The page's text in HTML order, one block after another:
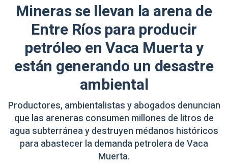
Mineras se llevan la arena de
Entre Ríos para producir
petróleo en Vaca Muerta y
están generando un desastre
ambiental
Productores, ambientalistas y abogados denuncian
que las areneras consumen millones de litros de
agua subterránea y destruyen médanos históricos
para abastecer la demanda petrolera de Vaca
Muerta.